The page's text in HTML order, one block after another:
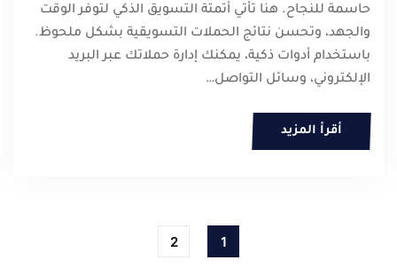
حاسمة للنجاح. هنا تأتي أتمتة التسويق الذكي لتوفر الوقت
والجهد، وتحسن نتائج الحملات التسويقية بشكل ملحوظ.
باستخدام أدوات ذكية، يمكنك إدارة حملاتك عبر البريد
الإلكتروني، وسائل التواصل…
أقرأ المزيد
1
2